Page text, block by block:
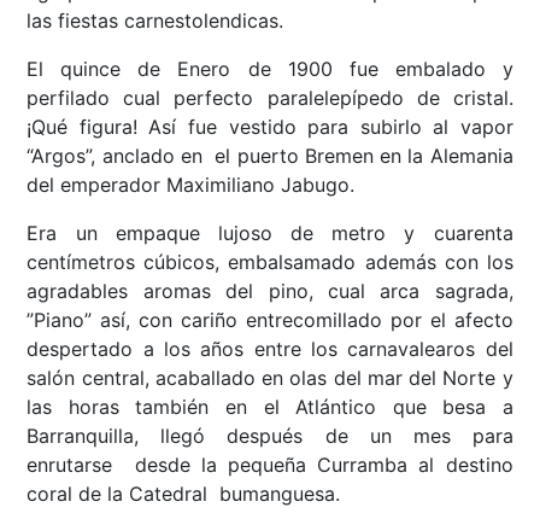
las fiestas carnestolendicas.
El quince de Enero de 1900 fue embalado y
perfilado cual perfecto paralelepípedo de cristal.
¡Qué figura! Así fue vestido para subirlo al vapor
“Argos”, anclado en el puerto Bremen en la Alemania
del emperador Maximiliano Jabugo.
Era un empaque lujoso de metro y cuarenta
centímetros cúbicos, embalsamado además con los
agradables aromas del pino, cual arca sagrada,
”Piano” así, con cariño entrecomillado por el afecto
despertado a los años entre los carnavalearos del
salón central, acaballado en olas del mar del Norte y
las horas también en el Atlántico que besa a
Barranquilla, llegó después de un mes para
enrutarse desde la pequeña Curramba al destino
coral de la Catedral bumanguesa.